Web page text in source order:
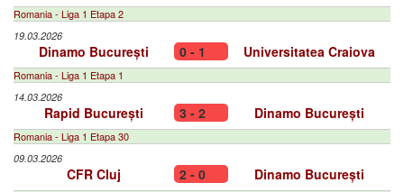
Romania - Liga 1 Etapa 2
19.03.2026
Dinamo București 0 - 1 Universitatea Craiova
Romania - Liga 1 Etapa 1
14.03.2026
Rapid București 3 - 2 Dinamo București
Romania - Liga 1 Etapa 30
09.03.2026
CFR Cluj 2 - 0 Dinamo București